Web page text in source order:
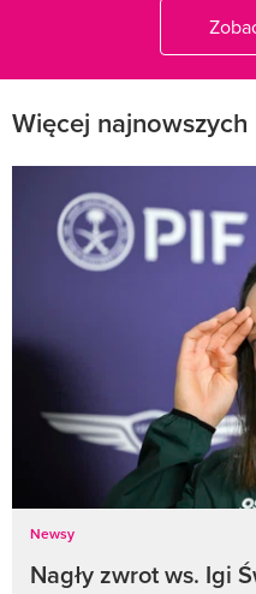
Więcej najnowszych
Newsy
Nagły zwrot ws. Igi